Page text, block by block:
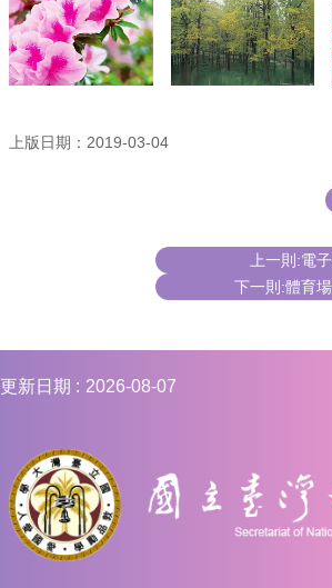
上版日期：2019-03-04
上一則:電
下一則:體育
更新日期 2026-08-07